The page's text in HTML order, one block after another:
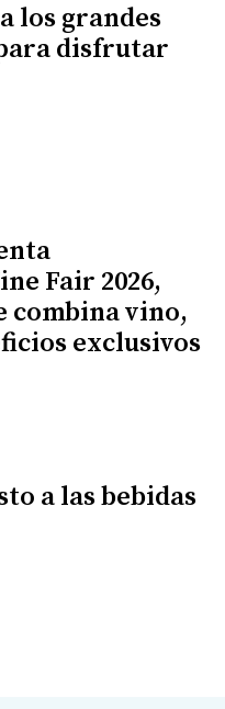
los grandes
disfrutar
Fair 2026,
combina vino,
exclusivos
a las bebidas